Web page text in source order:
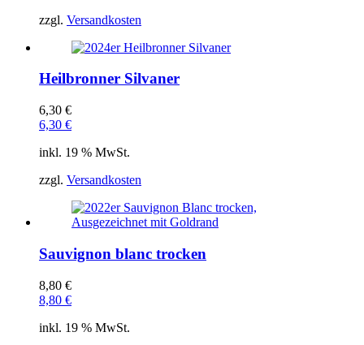
zzgl. Versandkosten
Heilbronner Silvaner
6,30 €
6,30 €
inkl. 19 % MwSt.
zzgl. Versandkosten
Sauvignon blanc trocken
8,80 €
8,80 €
inkl. 19 % MwSt.